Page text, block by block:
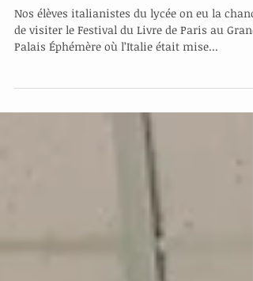
au Festival du Livre de
Paris
Nos élèves italianistes du lycée on eu la
Palais Éphémère où l’Italie était mise...